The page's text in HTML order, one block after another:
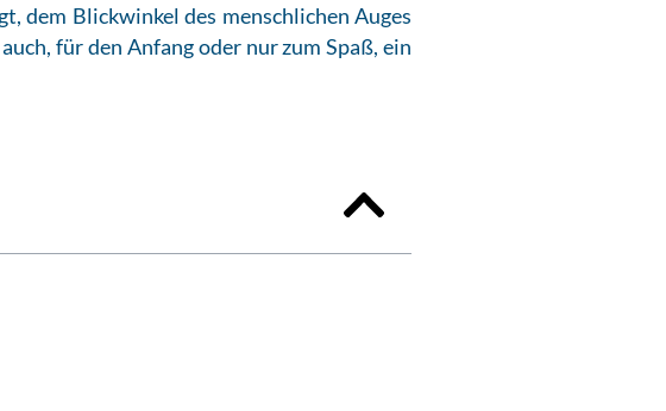
dem Blickwinkel des menschlichen Auges
für den Anfang oder nur zum Spaß, ein